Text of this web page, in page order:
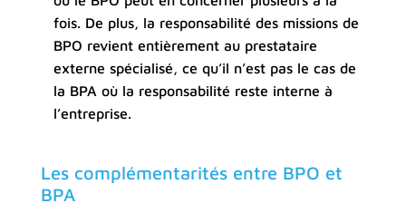
fois. De plus, la responsabilité des missions de
BPO revient entièrement au prestataire
externe spécialisé, ce qu’il n’est pas le cas de
la BPA où la responsabilité reste interne à
l’entreprise.
Les complémentarités entre BPO et
BPA